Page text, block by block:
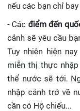
nếu các bạn chỉ
- Các điểm đến
cảnh sẽ yêu cầu
Tuy nhiên hiện
miễn thị thực
thể nước sẽ tới.
nhập cảnh trở về
cần có Hộ chiếu...